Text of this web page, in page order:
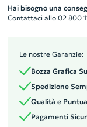
Hai bisogno una
Contattaci allo 02 800
Le nostre Garanzie:
Bozza Grafica
Spedizione
Qualità e
Pagamenti